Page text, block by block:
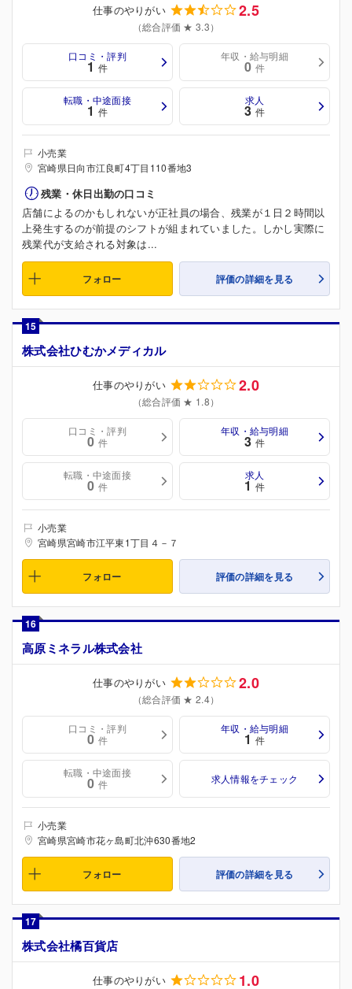
仕事のやりがい 2.5
（総合評価 ★ 3.3）
口コミ・評判
1 件
年収・給与明細
0 件
転職・中途面接
1 件
求人
3 件
小売業
宮崎県日向市江良町4丁目110番地3
残業・休日出勤の口コミ
店舗によるのかもしれないが正社員の場合、残業が１日２時間以
上発生するのが前提のシフトが組まれていました。しかし実際に
残業代が支給される対象は...
フォロー 評価の詳細を見る
15
株式会社ひむかメディカル
仕事のやりがい 2.0
（総合評価 ★ 1.8）
口コミ・評判
0 件
年収・給与明細
3 件
転職・中途面接
0 件
求人
1 件
小売業
宮崎県宮崎市江平東1丁目４－７
フォロー 評価の詳細を見る
16
高原ミネラル株式会社
仕事のやりがい 2.0
（総合評価 ★ 2.4）
口コミ・評判
0 件
年収・給与明細
1 件
転職・中途面接
0 件 求人情報をチェック
小売業
宮崎県宮崎市花ヶ島町北沖630番地2
フォロー 評価の詳細を見る
17
株式会社橘百貨店
仕事のやりがい 1.0